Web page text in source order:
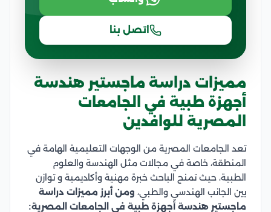
اتصل بنا
مميزات دراسة ماجستير هندسة
أجهزة طبية في الجامعات
المصرية للوافدين
تعد الجامعات المصرية من الوجهات التعليمية الهامة في
المنطقة، خاصة في مجالات مثل الهندسة والعلوم
الطبية، حيث تمنح الباحث خبرة مهنية وأكاديمية و توازن
بين الجانب الهندسي والطبي، ومن أبرز مميزات دراسة
ماجستير هندسة أجهزة طبية في الجامعات المصرية: